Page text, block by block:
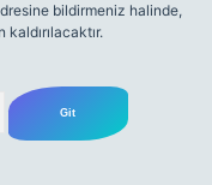
bildirmeniz halinde,